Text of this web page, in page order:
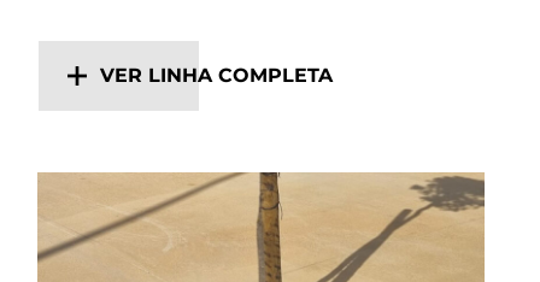
VER LINHA COMPLETA